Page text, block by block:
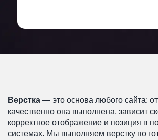
Верстка — это основа любого сайта: от
качественно она выполнена, зависит
корректное отображение и позиция в
системах. Мы выполняем верстку по